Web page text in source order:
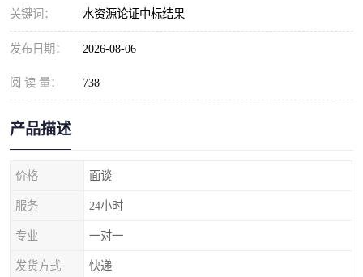
关键词： 水资源论证中标结果
发布日期： 2026-08-06
阅 读 量： 738
产品描述
价格 面谈
服务 24小时
专业 一对一
发货方式 快递